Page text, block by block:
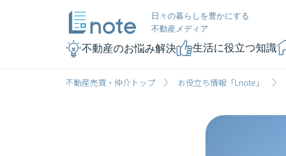
日々の暮らしを豊かにする
不動産メディア
不動産のお悩み解決 生活に役立つ知識
不動産売買・仲介トップ お役立ち情報「Lnote」